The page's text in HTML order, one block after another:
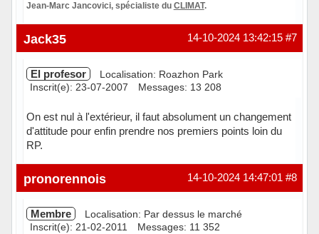
Jean-Marc Jancovici, spécialiste du CLIMAT.
Hors ligne #7
14-10-2024 13:42:15
Jack35
El profesor
Localisation: Roazhon Park
Inscrit(e): 23-07-2007
Messages: 13 208
On est nul à l'extérieur, il faut absolument un changement
d'attitude pour enfin prendre nos premiers points loin du
RP.
Hors ligne #8
14-10-2024 14:47:01
pronorennois
Membre
Localisation: Par dessus le marché
Inscrit(e): 21-02-2011
Messages: 11 352